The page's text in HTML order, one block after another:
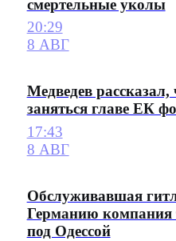
смертельные уколы
20:29
8 АВГ
Медведев рассказал,
заняться главе ЕК
17:43
8 АВГ
Обслуживавшая
Германию компания
под Одессой